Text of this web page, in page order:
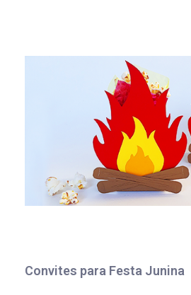
Convites para Festa Junina